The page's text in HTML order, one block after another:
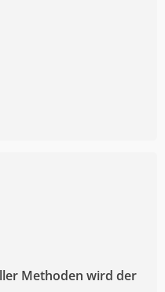
Methoden wird der